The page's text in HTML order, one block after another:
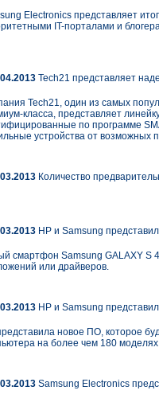
Electronics представляет
IT-порталами и
Tech21 представляет
Tech21, один из самых
класса, представляет
по программе
устройства от возможных
Количество
HP и Samsung
смартфон Samsung GALAXY S
или драйверов.
HP и Samsung
новое ПО, которое
на более чем 180
Samsung Electronics